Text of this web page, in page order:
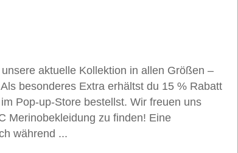
aktuelle Kollektion in allen Größen –
besonderes Extra erhältst du 15 % Rabatt
Pop-up-Store bestellst. Wir freuen uns
Merinobekleidung zu finden! Eine
während ...